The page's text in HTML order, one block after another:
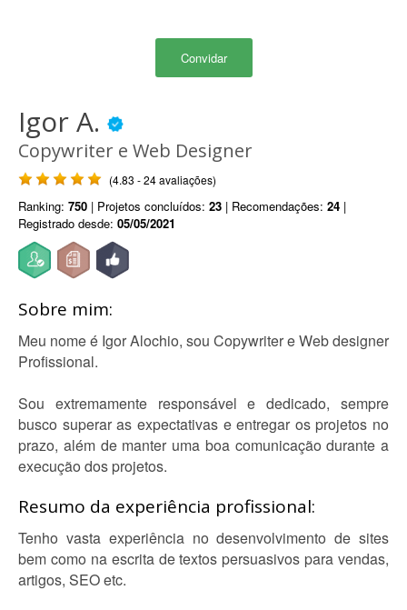
Convidar
Igor A.
Copywriter e Web Designer
(4.83 - 24 avaliações)
Ranking: 750 | Projetos concluídos: 23 | Recomendações: 24 |
Registrado desde: 05/05/2021
Sobre mim:
Meu nome é Igor Alochio, sou Copywriter e Web designer
Profissional.
Sou extremamente responsável e dedicado, sempre
busco superar as expectativas e entregar os projetos no
prazo, além de manter uma boa comunicação durante a
execução dos projetos.
Resumo da experiência profissional:
Tenho vasta experiência no desenvolvimento de sites
bem como na escrita de textos persuasivos para vendas,
artigos, SEO etc.